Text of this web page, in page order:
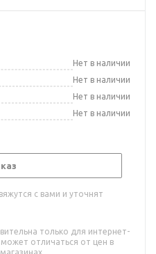
Нет в наличии
Нет в наличии
Нет в наличии
Нет в наличии
с вами и уточнят
только для интернет-
может отличаться от цен в